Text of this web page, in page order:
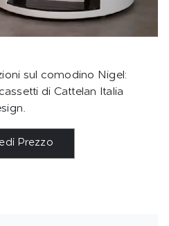
sul comodino Nigel:
di Cattelan Italia
Prezzo